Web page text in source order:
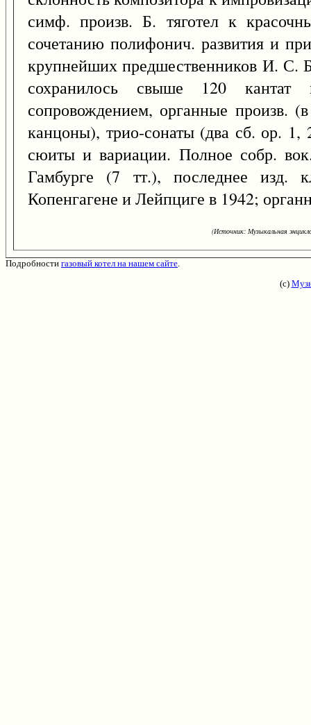
симф. произв. Б. тяготел к
сочетанию полифонич. развития и
крупнейших предшественников И. С.
сохранилось свыше 120
сопровождением, органные произв.
канцоны), трио-сонаты (два сб. ор.
сюиты и вариации. Полное собр.
Гамбурге (7 тт.), последнее изд.
Копенгагене и Лейпциге в 1942;
(Источник: Музыкальная
Подробности газовый котел на нашем сайте.
(с)